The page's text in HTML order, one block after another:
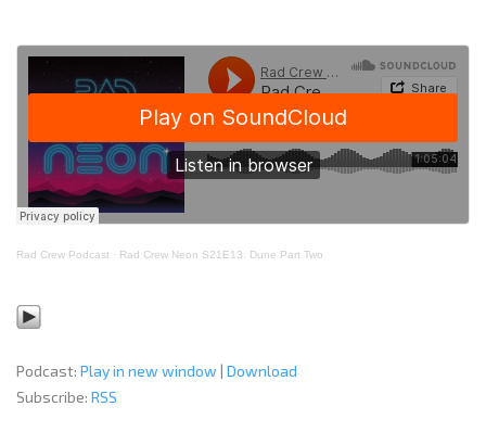
Rad Crew Podcast · Rad Crew Neon S21E13: Dune Part Two
Podcast: Play in new window | Download
Subscribe: RSS